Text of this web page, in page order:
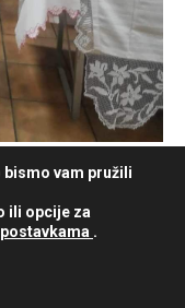
bismo vam pružili
ili opcije za
postavkama .